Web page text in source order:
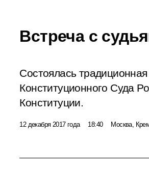
Встреча с
Состоялась
Конституционного Суда
Конституции.
12 декабря 2017 года 18:40 Москва,